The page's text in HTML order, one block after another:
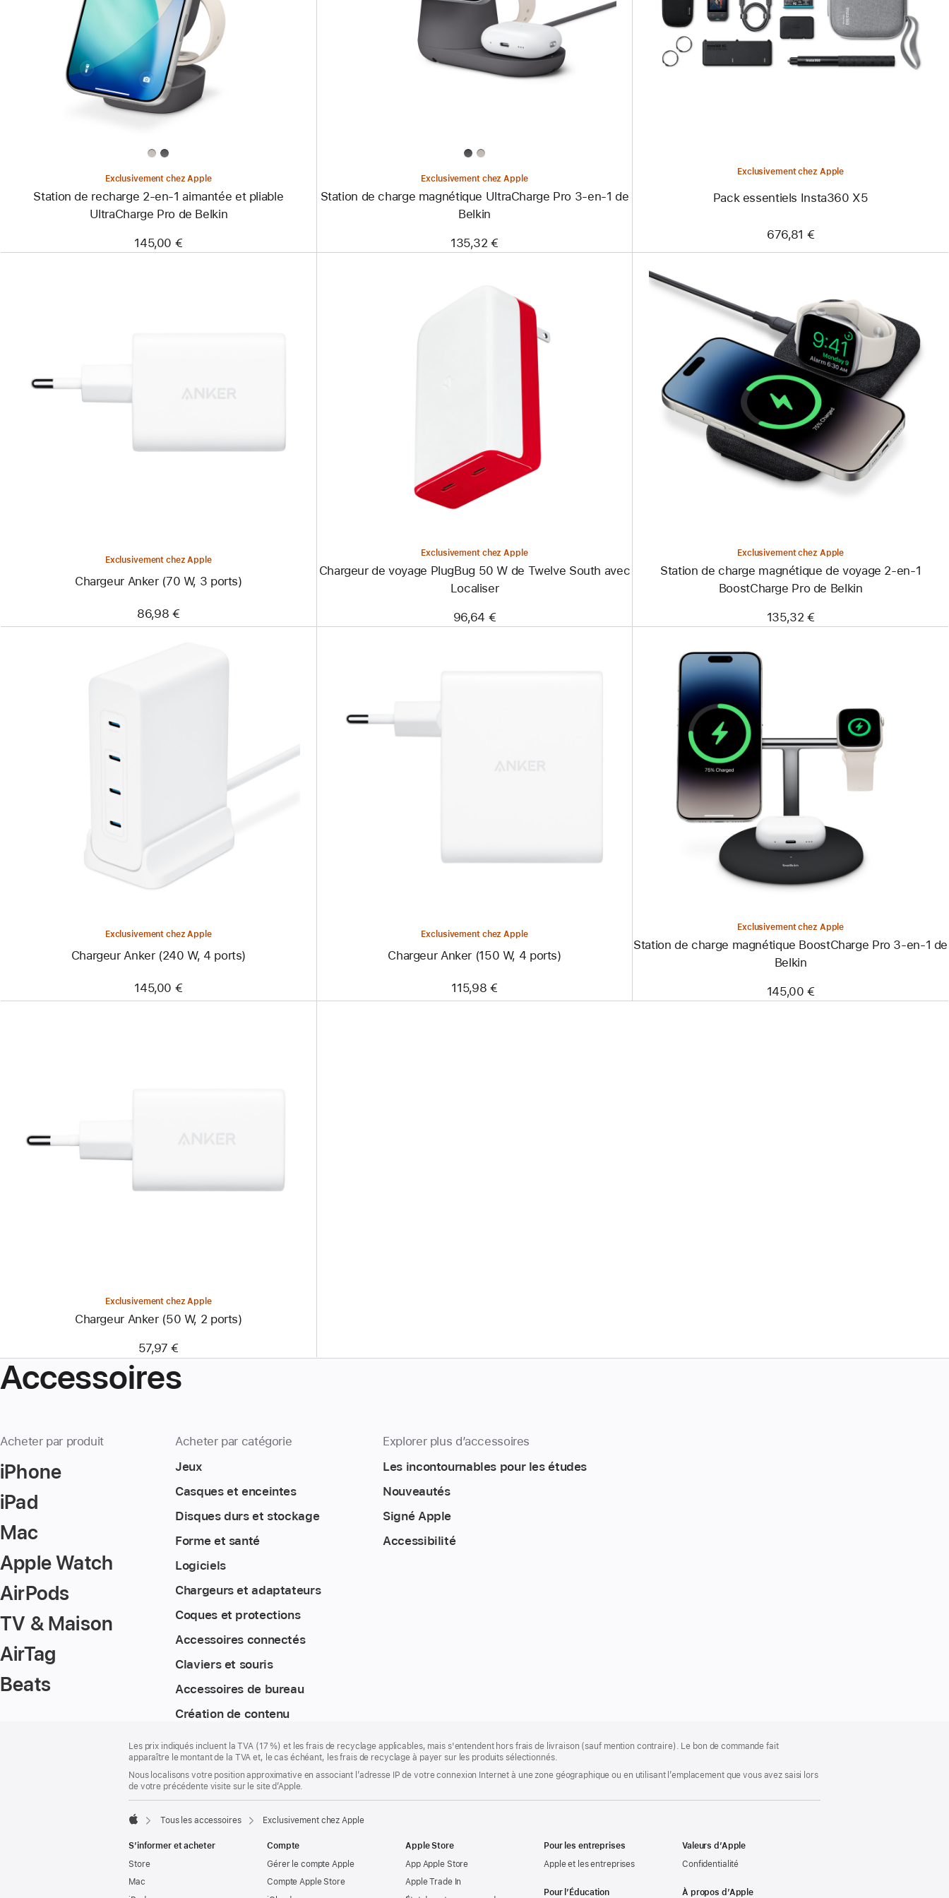
Station
de
recharge
2-
en-
1
aimantée
et
pliable
Belkin
Exclusivement chez Apple
Station de recharge 2-en-1 aimantée et pliable
UltraCharge Pro de Belkin
145,00 €
-
charge
magnétique
UltraCharge
Exclusivement chez Apple
Station de charge magnétique UltraCharge Pro 3-en-1 de
Belkin
135,32 €
-
Pack
essentiels
Insta360 X5
Exclusivement chez Apple
Pack essentiels Insta360 X5
676,81 €
3 ports)
Exclusivement chez Apple
Chargeur Anker (70 W, 3 ports)
86,98 €
PlugBug
50 W
Twelve South
avec
Localiser
Exclusivement chez Apple
Chargeur de voyage PlugBug 50 W de Twelve South avec
Localiser
96,64 €
Précédent
Image
-
Station
de
charge
magnétique
de
voyage
2-
Belkin
Exclusivement chez Apple
Station de charge magnétique de voyage 2-en-1
BoostCharge Pro de Belkin
135,32 €
4 ports)
Exclusivement chez Apple
Chargeur Anker (240 W, 4 ports)
145,00 €
Exclusivement chez Apple
Chargeur Anker (150 W, 4 ports)
115,98 €
Précédent
Station
charge
magnétique
BoostCharge Pro
3-
en-
de
Exclusivement chez Apple
Station de charge magnétique BoostCharge Pro 3-en-1 de
Belkin
145,00 €
(50 W,
Exclusivement chez Apple
Chargeur Anker (50 W, 2 ports)
57,97 €
Accessoires
Acheter par produit
iPhone
iPad
Mac
Apple Watch
AirPods
TV & Maison
AirTag
Beats
Acheter par catégorie
Jeux
Casques et enceintes
Disques durs et stockage
Forme et santé
Logiciels
Chargeurs et adaptateurs
Coques et protections
Accessoires connectés
Claviers et souris
Accessoires de bureau
Création de contenu
Explorer plus d’accessoires
Les incontournables pour les études
Nouveautés
Signé Apple
Accessibilité
de
page
de
bas
de
page
Les prix indiqués incluent la TVA (17 %) et les frais de recyclage applicables, mais s'entendent hors frais de livraison (sauf mention contraire). Le bon de commande fait
apparaître le montant de la TVA et, le cas échéant, les frais de recyclage à payer sur les produits sélectionnés.
Nous localisons votre position approximative en associant l’adresse IP de votre connexion Internet à une zone géographique ou en utilisant l’emplacement que vous avez saisi lors
de votre précédente visite sur le site d’Apple.
Tous les accessoires Exclusivement chez Apple
S’informer et acheter
Store
Mac
Compte
Gérer le compte Apple
Compte Apple Store
Apple Store
App Apple Store
Apple Trade In
Pour les entreprises
Apple et les entreprises
Pour l’Éducation
Valeurs d’Apple
Confidentialité
À propos d’Apple